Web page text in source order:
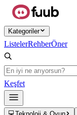
Ana içeriğe atla
Kategoriler
ListelerRehberÖner
Keşfet